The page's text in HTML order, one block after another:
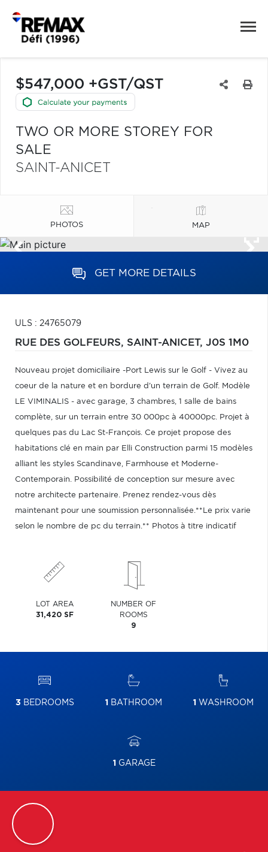
$547,000 +GST/QST
TWO OR MORE STOREY FOR
SALE
SAINT-ANICET
PHOTOS MAP
GET MORE DETAILS
ULS : 24765079
RUE DES GOLFEURS, SAINT-ANICET, J0S 1M0
Nouveau projet domiciliaire -Port Lewis sur le Golf - Vivez au
coeur de la nature et en bordure d'un terrain de Golf. Modèle
LE VIMINALIS - avec garage, 3 chambres, 1 salle de bains
complète, sur un terrain entre 30 000pc à 40000pc. Projet à
quelques pas du Lac St-François. Ce projet propose des
habitations clé en main par Elli Construction parmi 15 modèles
alliant les styles Scandinave, Farmhouse et Moderne-
Contemporain. Possibilité de conception sur mesure avec
notre architecte partenaire. Prenez rendez-vous dès
maintenant pour une soumission personnalisée.**Le prix varie
selon le nombre de pc du terrain.** Photos à titre indicatif
LOT AREA
31,420 SF
NUMBER OF
ROOMS
9
3 BEDROOMS 1 BATHROOM 1 WASHROOM
1 GARAGE